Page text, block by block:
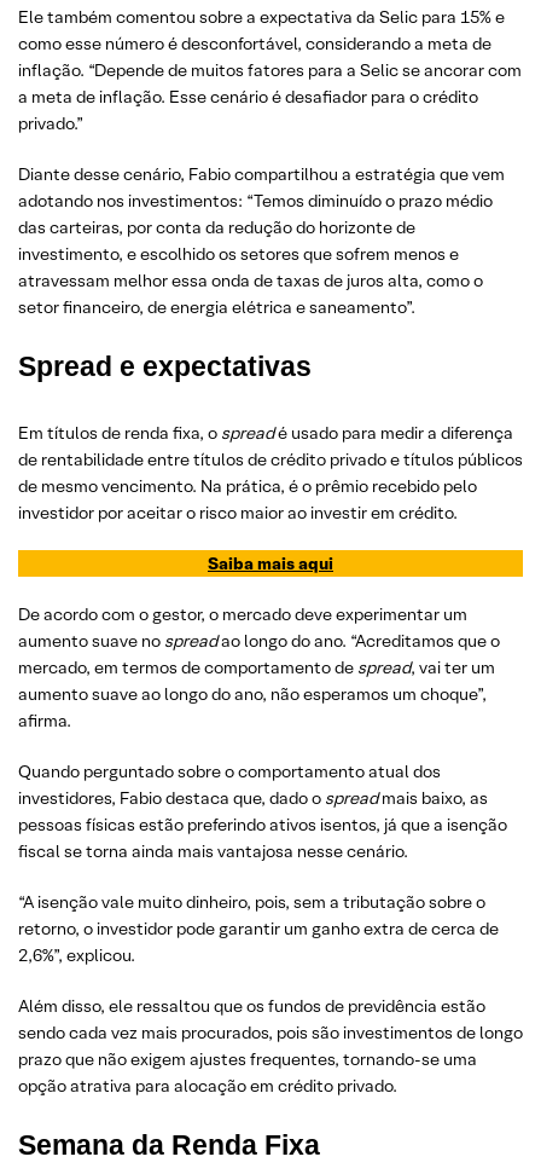
Ele também comentou sobre a expectativa da Selic para 15% e
como esse número é desconfortável, considerando a meta de
inflação. “Depende de muitos fatores para a Selic se ancorar com
a meta de inflação. Esse cenário é desafiador para o crédito
privado.”
Diante desse cenário, Fabio compartilhou a estratégia que vem
adotando nos investimentos: “Temos diminuído o prazo médio
das carteiras, por conta da redução do horizonte de
investimento, e escolhido os setores que sofrem menos e
atravessam melhor essa onda de taxas de juros alta, como o
setor financeiro, de energia elétrica e saneamento”.
Spread e expectativas
Em títulos de renda fixa, o spreadé usado para medir a diferença
de rentabilidade entre títulos de crédito privado e títulos públicos
de mesmo vencimento. Na prática, é o prêmio recebido pelo
investidor por aceitar o risco maior ao investir em crédito.
Saiba mais aqui
De acordo com o gestor, o mercado deve experimentar um
aumento suave no spreadao longo do ano. “Acreditamos que o
mercado, em termos de comportamento de spread, vai ter um
aumento suave ao longo do ano, não esperamos um choque”,
afirma.
Quando perguntado sobre o comportamento atual dos
investidores, Fabio destaca que, dado o spreadmais baixo, as
pessoas físicas estão preferindo ativos isentos, já que a isenção
fiscal se torna ainda mais vantajosa nesse cenário.
“A isenção vale muito dinheiro, pois, sem a tributação sobre o
retorno, o investidor pode garantir um ganho extra de cerca de
2,6%”, explicou.
Além disso, ele ressaltou que os fundos de previdência estão
sendo cada vez mais procurados, pois são investimentos de longo
prazo que não exigem ajustes frequentes, tornando-se uma
opção atrativa para alocação em crédito privado.
Semana da Renda Fixa